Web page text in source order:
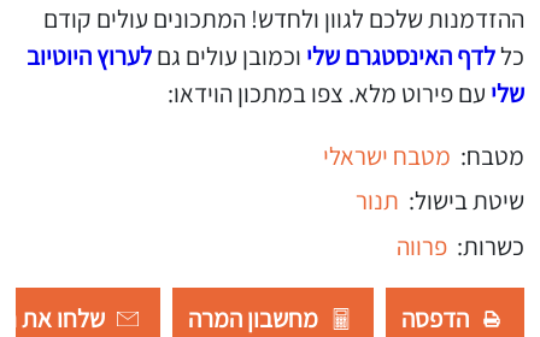
ההזדמנות שלכם לגוון ולחדש! המתכונים עולים קודם
כללדף האינסטגרם שלי וכמובן עולים גםלערוץ היוטיוב
שלי עם פירוט מלא. צפו במתכון הוידאו:
מטבח: מטבח ישראלי
שיטת בישול: תנור
כשרות: פרווה
הדפסה מחשבון המרה שלחו את